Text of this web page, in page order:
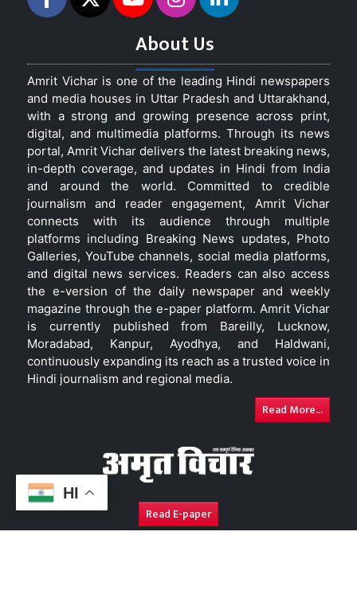
HI
About Us
Amrit Vichar is one of the leading Hindi newspapers
and media houses in Uttar Pradesh and Uttarakhand,
with a strong and growing presence across print,
digital, and multimedia platforms. Through its news
portal, Amrit Vichar delivers the latest breaking news,
in-depth coverage, and updates in Hindi from India
and around the world. Committed to credible
journalism and reader engagement, Amrit Vichar
connects with its audience through multiple
platforms including Breaking News updates, Photo
Galleries, YouTube channels, social media platforms,
and digital news services. Readers can also access
the e-version of the daily newspaper and weekly
magazine through the e-paper platform. Amrit Vichar
is currently published from Bareilly, Lucknow,
Moradabad, Kanpur, Ayodhya, and Haldwani,
continuously expanding its reach as a trusted voice in
Hindi journalism and regional media.
Read More...
Read E-paper